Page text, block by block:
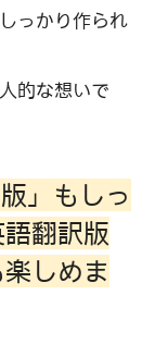
っかり作られ
的な想いで
」もしっ
翻訳版
しめま